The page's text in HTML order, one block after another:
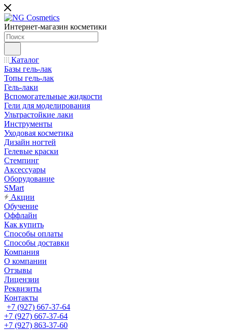
Интернет-магазин косметики
Каталог
Базы гель-лак
Топы гель-лак
Гель-лаки
Вспомогательные жидкости
Гели для моделирования
Ультрастойкие лаки
Инструменты
Уходовая косметика
Дизайн ногтей
Гелевые краски
Стемпинг
Аксессуары
Оборудование
SMart
Акции
Обучение
Оффлайн
Как купить
Способы оплаты
Способы доставки
Компания
О компании
Отзывы
Лицензии
Реквизиты
Контакты
+7 (927) 667-37-64
+7 (927) 667-37-64
+7 (927) 863-37-60